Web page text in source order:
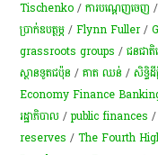
Tischenko /ការបណ្តេញចេញ
ប្រាក់​ឧបត្ថម្ភ /Flynn Fuller/
grassroots groups /ជនជា
ស្ថានទូត​ជប៉ុន​ /គាត ឈន់ /សិទ្ធិ​ដី
Economy Finance
រដ្ឋាភិបាល /public finances
reserves /The Fourth